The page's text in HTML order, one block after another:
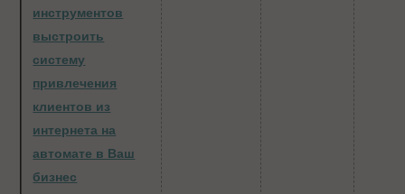
инструментов
выстроить
систему
привлечения
клиентов из
интернета на
автомате в Ваш
бизнес